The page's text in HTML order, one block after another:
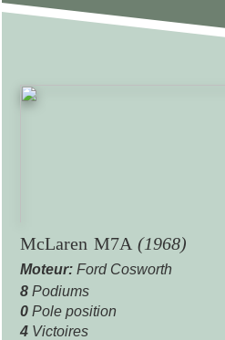
McLaren M7A (1968)
Moteur: Ford Cosworth
8 Podiums
0 Pole position
4 Victoires